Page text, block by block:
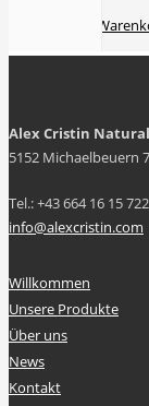
In den
Alex Cristin
5152 Michaelbeuern
Tel.: +43 664 16 15 722
info@alexcristin.com
Willkommen
Unsere Produkte
Über uns
News
Kontakt